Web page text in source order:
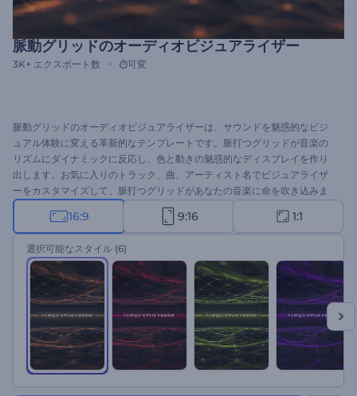
脈動グリッドのオーディオビジュアライザー
3K+ エクスポート数 可変
脈動グリッドのオーディオビジュアライザーは、サウンドを魅惑的なビジ
ュアル体験に変える革新的なテンプレートです。脈打つグリッドが音楽の
リズムにダイナミックに反応し、色と動きの魅惑的なディスプレイを作り
出します。お気に入りのトラック、曲、アーティスト名でビジュアライザ
ーをカスタマイズして、脈打つグリッドがあなたの音楽に命を吹き込みま
す。音楽の存在感を高めたいDJ、音楽プロデューサー、ミュージシャンに
最適です。今すぐお試しください！
16:9 9:16 1:1
選択可能なスタイル (6)